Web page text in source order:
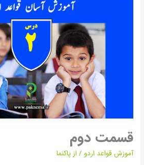
قسمت دوم
آموزش قواعد اردو / از پاکنما